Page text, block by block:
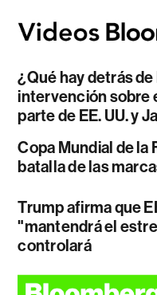
¿Qué hay detrás de
intervención sobre
parte de EE. UU. y
Copa Mundial de la
batalla de las
Trump afirma que
"mantendrá el
controlará